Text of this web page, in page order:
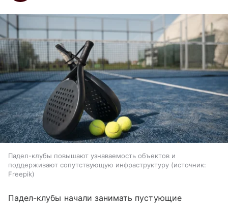
Падел-клубы повышают узнаваемость объектов и
поддерживают сопутствующую инфраструктуру
источник:
Freepik
Падел-клубы начали занимать пустующие